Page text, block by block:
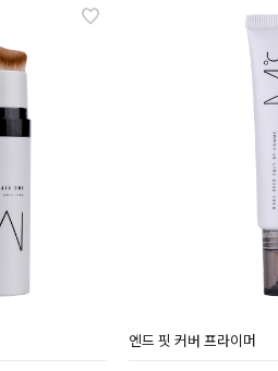
엔드 핏 커버 프라이머